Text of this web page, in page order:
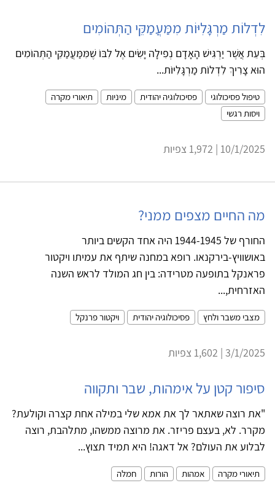
לִדְלוֹת מַרְגָּלִיּוֹת מִמַּעֲמַקֵּי הַתְּהוֹמִים
בְּעֵת אֲשֶׁר יַרְגִּישׁ הָאָדָם נְפִילָה יָשִׂים אֶל לִבּוֹ שֶׁמִּמַּעֲמַקֵּי הַתְּהוֹמִים
הוּא צָרִיךְ לִדְלוֹת מַרְגָּלִיּוֹת...
טיפול פסיכולוגי פסיכולוגיה יהודית מיניות
תיאורי מקרה
ויסות רגשי
10/1/2025 | 1,972 צפיות
מה החיים מצפים ממני?
החורף של 1944-1945 היה אחד הקשים ביותר
באושוויץ-בירקנאו. רופא במחנה שיתף את עמיתו ויקטור
פראנקל בתופעה מטרידה: בין חג המולד לראש השנה
האזרחית,...
מצבי משבר ולחץ פסיכולוגיה יהודית ויקטור פרנקל
3/1/2025 | 1,602 צפיות
סיפור קטן על אימהות, שבר ותקווה
"את רוצה שאתאר לך את אמא שלי במילה אחת קצרה וקולעת?
מקרר. לא, בעצם פריזר. את מרוצה ממשהו, מתלהבת, רוצה
לבלוע את העולם? אל דאגה! היא תמיד תצוץ...
תיאורי מקרה אמהות הורות חמלה